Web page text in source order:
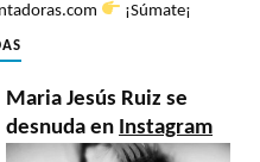
¡Súmate¡
Maria Jesús Ruiz se
desnuda en Instagram